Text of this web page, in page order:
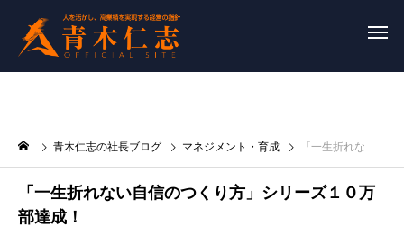
青木仁志の社長ブログ マネジメント・育成 「一生折れない自信のつくり方」シリーズ１０万部達成！
「一生折れない自信のつくり方」シリーズ１０万
部達成！